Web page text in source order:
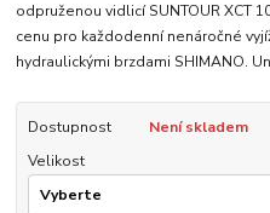
odpruženou vidlicí SUNTOUR XCT
cenu pro každodenní nenáročné
hydraulickými brzdami SHIMANO.
Dostupnost
Není skladem
Velikost